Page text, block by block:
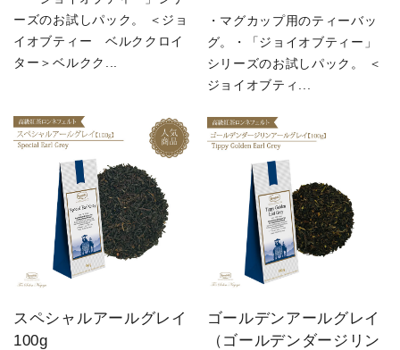
ーズのお試しパック。 ＜ジョ
イオブティー ベルククロイ
ター＞ベルクク...
・マグカップ用のティーバッ
グ。・「ジョイオブティー」
シリーズのお試しパック。 ＜
ジョイオブティ...
スペシャルアールグレイ
100g
ゴールデンアールグレイ
（ゴールデンダージリン